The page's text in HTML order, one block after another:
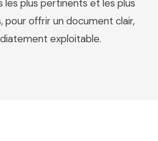
les plus pertinents et les plus
pour offrir un document clair,
exploitable.